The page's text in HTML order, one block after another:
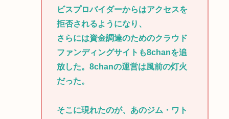
ビスプロバイダーからはアクセスを
拒否されるようになり、
さらには資金調達のためのクラウド
ファンディングサイトも8chanを追
放した。8chanの運営は風前の灯火
だった。
そこに現れたのが、あのジム・ワト